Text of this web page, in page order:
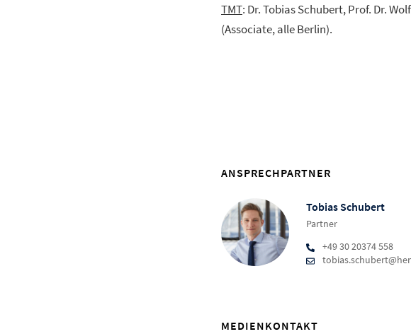
TMT: Dr. Tobias Schubert, Prof. Dr.
(Associate, alle Berlin).
ANSPRECHPARTNER
Tobias Schubert
Partner
+49 30 20374 558
MEDIENKONTAKT